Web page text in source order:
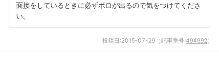
面接をしているときに必ずボロが出るので気をつけてくださ
い。
投稿日:2015-07-29 （記事番号:494992）